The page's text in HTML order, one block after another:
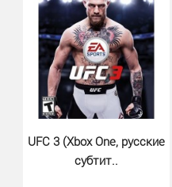
UFC 3 (Xbox One, русские
субтит..